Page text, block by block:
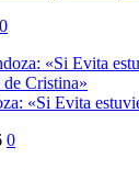
0
«Si Evita
0